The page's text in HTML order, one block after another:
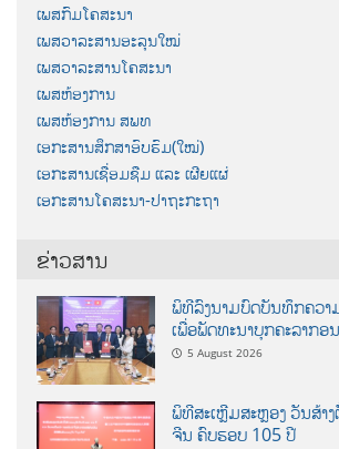
ເພສກົມໂຄສະນາ
ເພສວາລະສານອະລຸນໃໝ່
ເພສວາລະສານໂຄສະນາ
ເພສຫ້ອງການ
ເພສຫ້ອງການ ສພທ
ເອກະສານສຶກສາອົບຮົມ(ໃໝ່)
ເອກະສານເຊື່ອມຊືມ ແລະ ເຜີຍແຜ່
ເອກະສານໂຄສະນາ-ປາຖະກະຖາ
ຂ່າວສານ
ພິທີລົງນາມບົດບັນທຶກຄວາ
ເພື່ອພັດທະນາບຸກຄະລາກ
5 August 2026
ພິທີສະເຫຼີມສະຫຼອງ ວັນສ້າ
ຈີນ ຄົບຮອບ 105 ປີ